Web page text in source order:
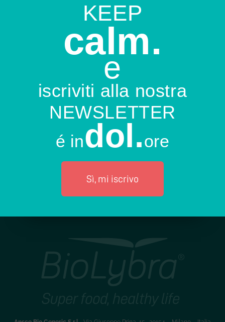
KEEP
calm.
e
iscriviti alla nostra
NEWSLETTER
é indol.ore
Sì, mi iscrivo